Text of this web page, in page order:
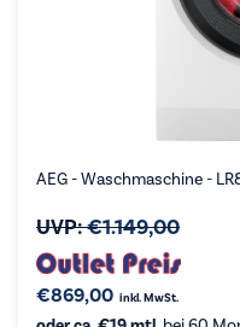
AEG - Waschmaschine -
UVP:€1.149,00
€869,00 inkl. MwSt.